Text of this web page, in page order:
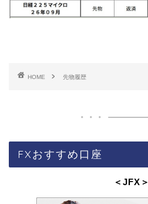
HOME 先物履歴
FXおすすめ口座
＜JFX ＞